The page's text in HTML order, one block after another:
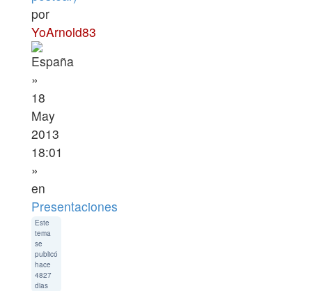
por
YoArnold83
»
18
May
2013
18:01
»
en
Presentaciones
Este
tema
se
publicó
hace
4827
dias